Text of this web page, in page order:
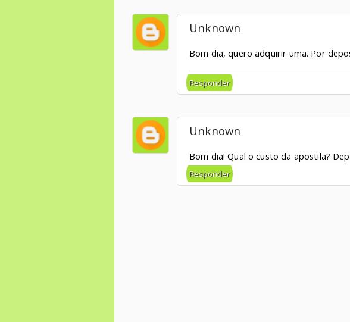
Unknown
Bom dia, quero adquirir uma. Por
Responder
Unknown
Bom dia! Qual o custo da apostila?
Responder